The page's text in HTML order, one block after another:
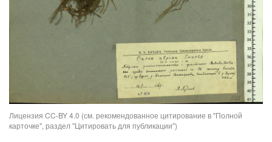
Лицензия CC-BY 4.0 (см. рекомендованное цитирование в "Полной
карточке", раздел "Цитировать для публикации")